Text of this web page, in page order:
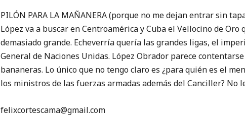
PILÓN PARA LA MAÑANERA (porque no me dejan entrar sin
López va a buscar en Centroamérica y Cuba el Vellocino de
demasiado grande. Echeverría quería las grandes ligas, el
General de Naciones Unidas. López Obrador parece
bananeras. Lo único que no tengo claro es ¿para quién es el
los ministros de las fuerzas armadas además del Canciller? No
‎felixcortescama@gmail.com